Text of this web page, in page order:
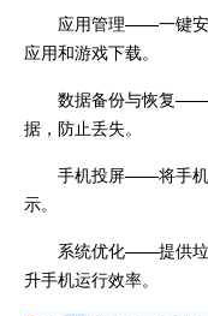
应用管理——一键安
应用和游戏下载。
数据备份与恢复——
据，防止丢失。
手机投屏——将手机
示。
系统优化——提供垃
升手机运行效率。